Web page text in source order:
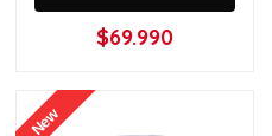
$69.990
New